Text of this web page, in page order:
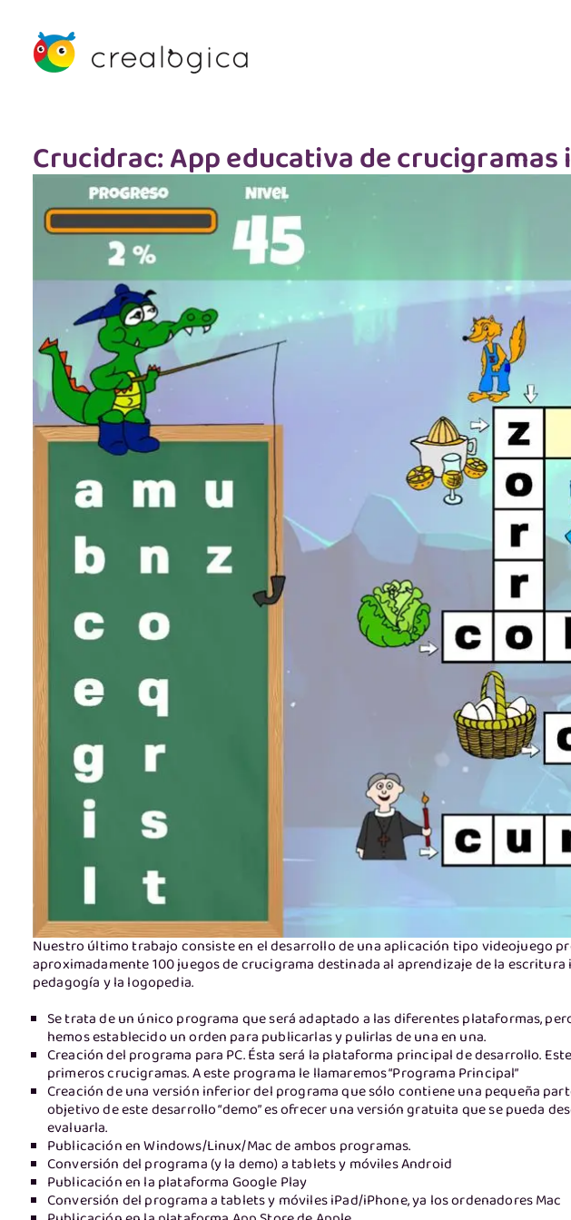
Crucidrac: App educativa de
Nuestro último trabajo consiste en el desarrollo de una aplicación tipo videojuego
aproximadamente 100 juegos de crucigrama destinada al aprendizaje de la
pedagogía y la logopedia.
Se trata de un único programa que será adaptado a las diferentes plataformas,
hemos establecido un orden para publicarlas y pulirlas de una en una.
Creación del programa para PC. Ésta será la plataforma principal de desarrollo.
primeros crucigramas. A este programa le llamaremos “Programa Principal”
Creación de una versión inferior del programa que sólo contiene una pequeña
objetivo de este desarrollo “demo” es ofrecer una versión gratuita que se pueda
evaluarla.
Publicación en Windows/Linux/Mac de ambos programas.
Conversión del programa (y la demo) a tablets y móviles Android
Publicación en la plataforma Google Play
Conversión del programa a tablets y móviles iPad/iPhone, ya los ordenadores Mac